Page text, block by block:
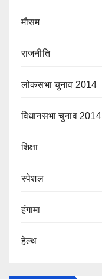
मौसम
राजनीति
लोकसभा चुनाव 2014
विधानसभा चुनाव 2014
शिक्षा
स्पेशल
हंगामा
हेल्थ